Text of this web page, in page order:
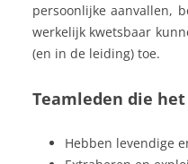
persoonlijke aanvallen,
werkelijk kwetsbaar
(en in de leiding) toe.
Teamleden die
Hebben levendige